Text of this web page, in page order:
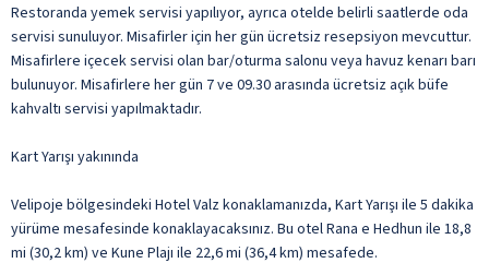
Restoranda yemek servisi yapılıyor, ayrıca otelde belirli saatlerde oda
servisi sunuluyor. Misafirler için her gün ücretsiz resepsiyon mevcuttur.
Misafirlere içecek servisi olan bar/oturma salonu veya havuz kenarı barı
bulunuyor. Misafirlere her gün 7 ve 09.30 arasında ücretsiz açık büfe
kahvaltı servisi yapılmaktadır.
Kart Yarışı yakınında
Velipoje bölgesindeki Hotel Valz konaklamanızda, Kart Yarışı ile 5 dakika
yürüme mesafesinde konaklayacaksınız. Bu otel Rana e Hedhun ile 18,8
mi (30,2 km) ve Kune Plajı ile 22,6 mi (36,4 km) mesafede.